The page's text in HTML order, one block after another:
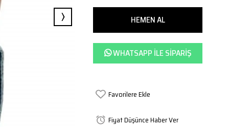
›
WHATSAPP ILE SIPARIŞ
Favorilere Ekle
Fiyat Düşünce Haber Ver